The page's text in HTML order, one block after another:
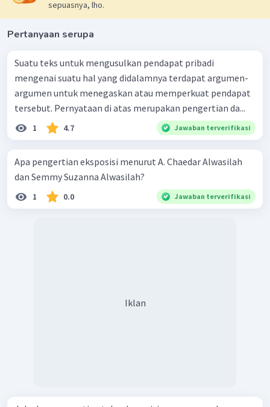
sepuasnya, lho.
Pertanyaan serupa
Suatu teks untuk mengusulkan pendapat pribadi
mengenai suatu hal yang didalamnya terdapat argumen-
argumen untuk menegaskan atau memperkuat pendapat
tersebut. Pernyataan di atas merupakan pengertian da...
1 4.7 Jawaban terverifikasi
Apa pengertian eksposisi menurut A. Chaedar Alwasilah
dan Semmy Suzanna Alwasilah?
1 0.0 Jawaban terverifikasi
Iklan